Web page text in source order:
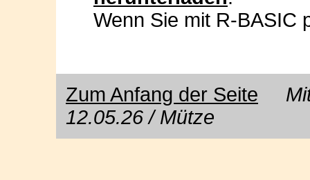
Wenn Sie mit R-BASIC
Zum Anfang der Seite
Mit
12.05.26 / Mütze